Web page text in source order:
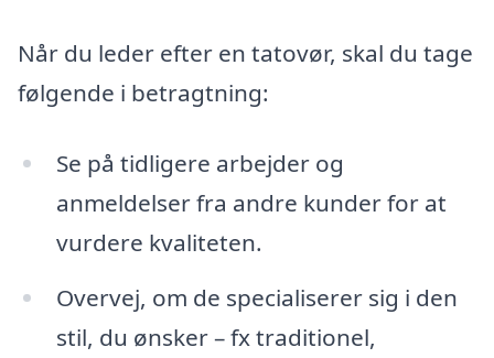
Når du leder efter en tatovør, skal du tage
følgende i betragtning:
Se på tidligere arbejder og
anmeldelser fra andre kunder for at
vurdere kvaliteten.
Overvej, om de specialiserer sig i den
stil, du ønsker – fx traditionel,